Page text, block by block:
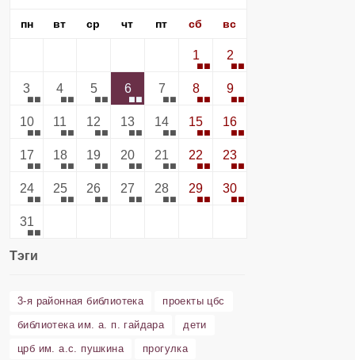
пн вт ср чт пт сб вс
1 2
3 4 5 6 7 8 9
10 11 12 13 14 15 16
17 18 19 20 21 22 23
24 25 26 27 28 29 30
31
Тэги
3-я районная библиотека
проекты цбс
библиотека им. а. п. гайдара
дети
црб им. а.с. пушкина
прогулка